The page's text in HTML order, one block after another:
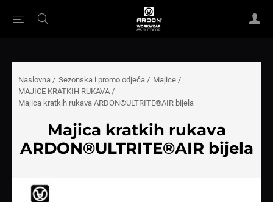
Naslovna / Sezonska i promo odjeća / Majice /
MAJICE KRATKIH RUKAVA /
Majica kratkih rukava ARDON®ULTRITE®AIR bijela
Majica kratkih rukava
ARDON®ULTRITE®AIR bijela